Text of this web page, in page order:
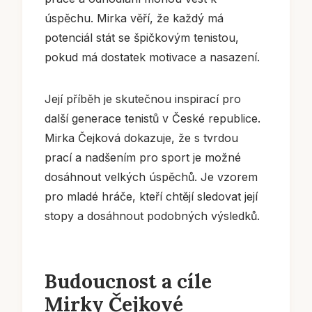
úspěchu. Mirka věří, že každý má
potenciál stát se špičkovým tenistou,
pokud má dostatek motivace a nasazení.
Její příběh je skutečnou inspirací pro
další generace tenistů v České republice.
Mirka Čejková dokazuje, že s tvrdou
prací a nadšením pro sport je možné
dosáhnout velkých úspěchů. Je vzorem
pro mladé hráče, kteří chtějí sledovat její
stopy a dosáhnout podobných výsledků.
Budoucnost a cíle
Mirky Čejkové